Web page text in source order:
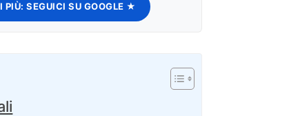
PIÙ: SEGUICI SU GOOGLE ★